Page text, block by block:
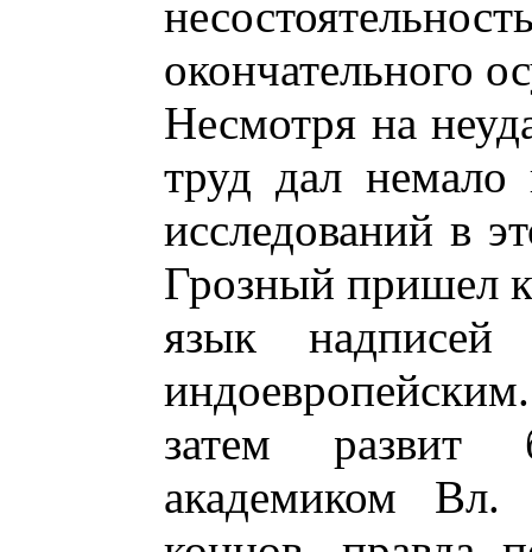
окончательного
Несмотря на
труд дал немало
исследований в
Грозный пришел
язык
затем развит
академиком